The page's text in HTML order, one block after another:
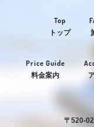
Top
トップ
Price Guide
料金案内
〒520-